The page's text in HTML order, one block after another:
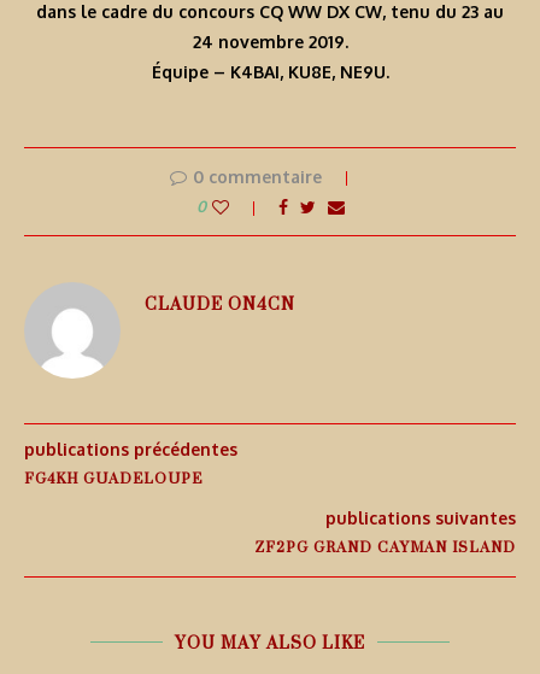
dans le cadre du concours CQ WW DX CW, tenu du 23 au
24 novembre 2019.
Équipe – K4BAI, KU8E, NE9U.
0 commentaire
0
CLAUDE ON4CN
publications précédentes
FG4KH GUADELOUPE
publications suivantes
ZF2PG GRAND CAYMAN ISLAND
YOU MAY ALSO LIKE